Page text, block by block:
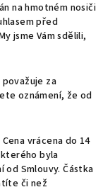
na hmotném nosiči
před
jsme Vám sdělili,
za
oznámení, že od
vrácena do 14
byla
Smlouvy. Částka
či než